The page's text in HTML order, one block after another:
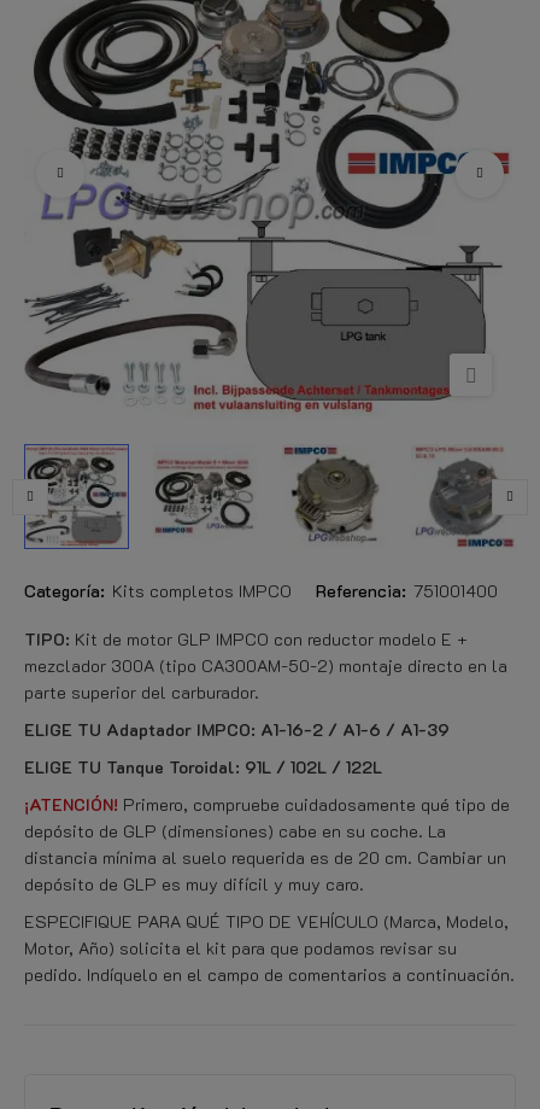
Categoría: Kits completos IMPCO Referencia: 751001400
TIPO: Kit de motor GLP IMPCO con reductor modelo E +
mezclador 300A (tipo CA300AM-50-2) montaje directo en la
parte superior del carburador.
ELIGE TU Adaptador IMPCO: A1-16-2 / A1-6 / A1-39
ELIGE TU Tanque Toroidal: 91L / 102L / 122L
¡ATENCIÓN! Primero, compruebe cuidadosamente qué tipo de
depósito de GLP (dimensiones) cabe en su coche. La
distancia mínima al suelo requerida es de 20 cm. Cambiar un
depósito de GLP es muy difícil y muy caro.
ESPECIFIQUE PARA QUÉ TIPO DE VEHÍCULO (Marca, Modelo,
Motor, Año) solicita el kit para que podamos revisar su
pedido. Indíquelo en el campo de comentarios a continuación.